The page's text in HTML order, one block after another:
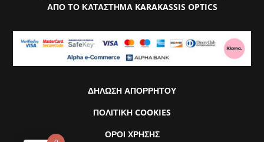
ΑΠΟ ΤΟ ΚΑΤΑΣΤΗΜΑ KARAKASSIS OPTICS
ΔΗΛΩΣΗ ΑΠΟΡΡΗΤΟΥ
ΠΟΛΙΤΙΚΗ COOKIES
ΟΡΟΙ ΧΡΗΣΗΣ